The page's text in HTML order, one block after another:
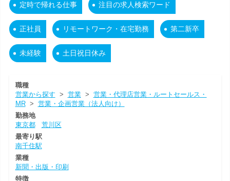
定時で帰れる仕事 注目の求人検索ワード
正社員 リモートワーク・在宅勤務 第二新卒
未経験 土日祝日休み
職種
営業から探す > 営業> 営業・代理店営業・ルートセールス・
MR> 営業・企画営業（法人向け）
勤務地
東京都
荒川区
最寄り駅
南千住駅
業種
新聞・出版・印刷
特徴